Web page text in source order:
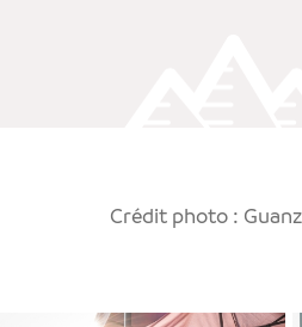
Crédit photo :